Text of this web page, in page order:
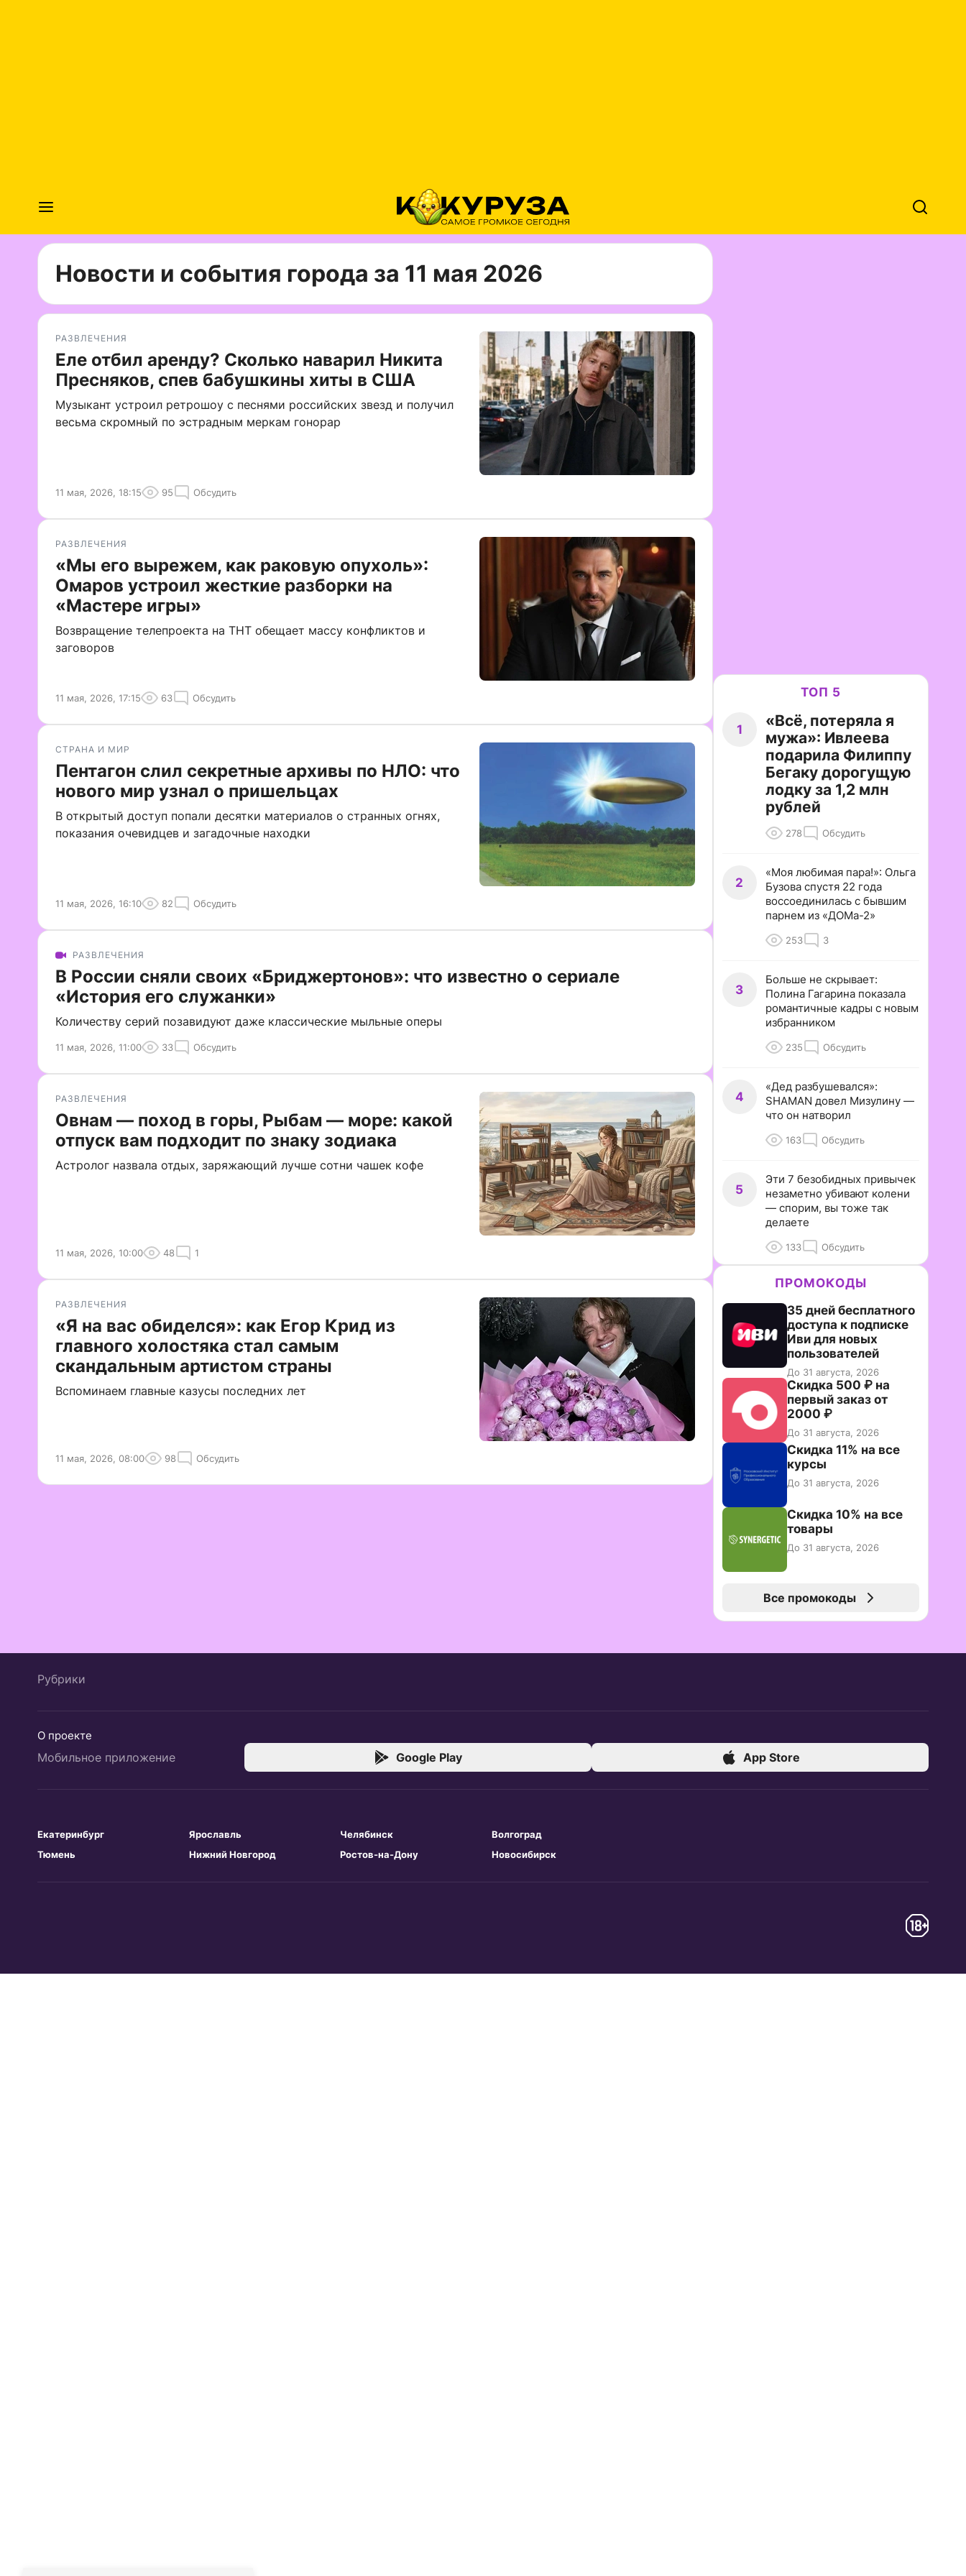
Новости и события города за 11 мая 2026
РАЗВЛЕЧЕНИЯ
Еле отбил аренду? Сколько наварил Никита
Пресняков, спев бабушкины хиты в США
Музыкант устроил ретрошоу с песнями российских звезд и получил
весьма скромный по эстрадным меркам гонорар
11 мая, 2026, 18:15 95 Обсудить
РАЗВЛЕЧЕНИЯ
«Мы его вырежем, как раковую опухоль»:
Омаров устроил жесткие разборки на
«Мастере игры»
Возвращение телепроекта на ТНТ обещает массу конфликтов и
заговоров
11 мая, 2026, 17:15 63 Обсудить
СТРАНА И МИР
Пентагон слил секретные архивы по НЛО: что
нового мир узнал о пришельцах
В открытый доступ попали десятки материалов о странных огнях,
показания очевидцев и загадочные находки
11 мая, 2026, 16:10 82 Обсудить
РАЗВЛЕЧЕНИЯ
В России сняли своих «Бриджертонов»: что известно о сериале
«История его служанки»
Количеству серий позавидуют даже классические мыльные оперы
11 мая, 2026, 11:00 33 Обсудить
РАЗВЛЕЧЕНИЯ
Овнам — поход в горы, Рыбам — море: какой
отпуск вам подходит по знаку зодиака
Астролог назвала отдых, заряжающий лучше сотни чашек кофе
11 мая, 2026, 10:00 48 1
РАЗВЛЕЧЕНИЯ
«Я на вас обиделся»: как Егор Крид из
главного холостяка стал самым
скандальным артистом страны
Вспоминаем главные казусы последних лет
11 мая, 2026, 08:00 98 Обсудить
ТОП 5
1
«Всё, потеряла я
мужа»: Ивлеева
подарила Филиппу
Бегаку дорогущую
лодку за 1,2 млн
рублей
278 Обсудить
2
«Моя любимая пара!»: Ольга
Бузова спустя 22 года
воссоединилась с бывшим
парнем из «ДОМа-2»
253 3
3
Больше не скрывает:
Полина Гагарина показала
романтичные кадры с новым
избранником
235 Обсудить
4
«Дед разбушевался»:
SHAMAN довел Мизулину —
что он натворил
163 Обсудить
5
Эти 7 безобидных привычек
незаметно убивают колени
— спорим, вы тоже так
делаете
133 Обсудить
ПРОМОКОДЫ
35 дней бесплатного
доступа к подписке
Иви для новых
пользователей
До 31 августа, 2026
Скидка 500 ₽ на
первый заказ от
2000 ₽
До 31 августа, 2026
Скидка 11% на все
курсы
До 31 августа, 2026
Скидка 10% на все
товары
До 31 августа, 2026
Все промокоды
Рубрики
О проекте
Мобильное приложение Google Play App Store
Екатеринбург
Тюмень
Ярославль
Нижний Новгород
Челябинск
Ростов-на-Дону
Волгоград
Новосибирск